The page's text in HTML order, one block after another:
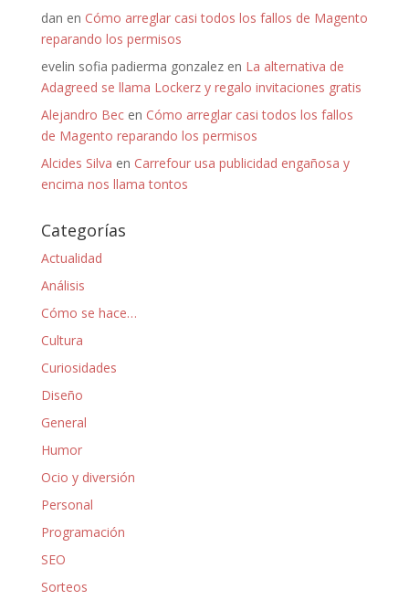
dan en Cómo arreglar casi todos los fallos de Magento
reparando los permisos
evelin sofia padierma gonzalezen La alternativa de
Adagreed se llama Lockerz y regalo invitaciones gratis
Alejandro Becen Cómo arreglar casi todos los fallos
de Magento reparando los permisos
Alcides Silva en Carrefour usa publicidad engañosa y
encima nos llama tontos
Categorías
Actualidad
Análisis
Cómo se hace…
Cultura
Curiosidades
Diseño
General
Humor
Ocio y diversión
Personal
Programación
SEO
Sorteos